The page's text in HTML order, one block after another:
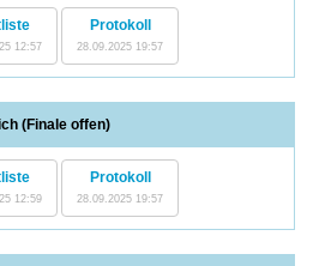
12:57
Protokoll
28.09.2025 19:57
(Finale offen)
12:59
Protokoll
28.09.2025 19:57